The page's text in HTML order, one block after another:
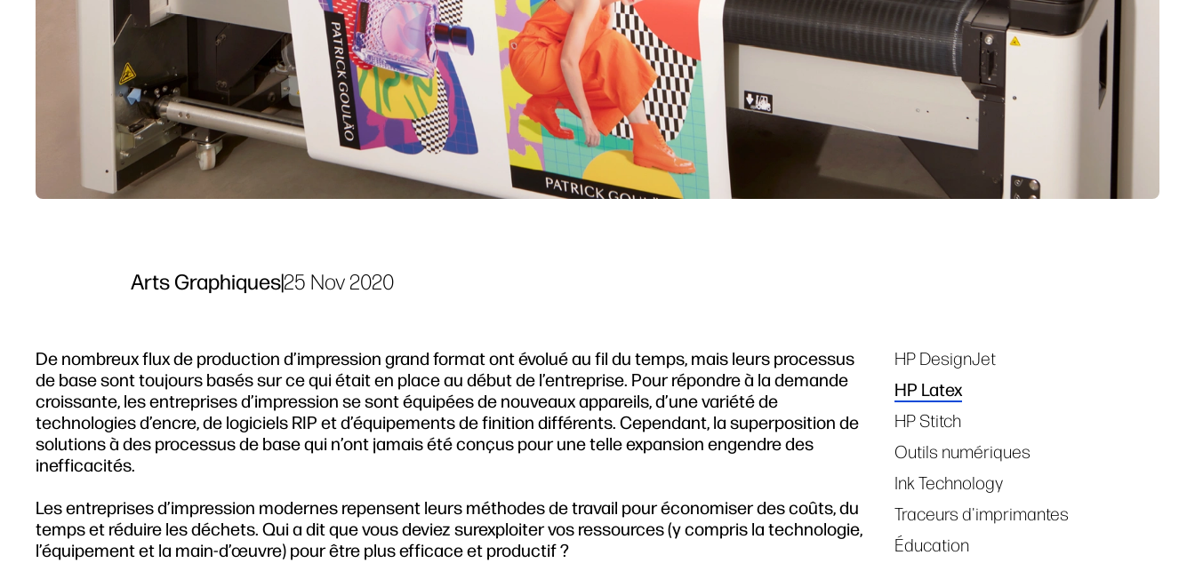
Arts Graphiques|25 Nov 2020
De nombreux flux de production d’impression grand format ont évolué au fil du temps, mais leurs processus
de base sont toujours basés sur ce qui était en place au début de l’entreprise. Pour répondre à la demande
croissante, les entreprises d’impression se sont équipées de nouveaux appareils, d’une variété de
technologies d’encre, de logiciels RIP et d’équipements de finition différents. Cependant, la superposition de
solutions à des processus de base qui n’ont jamais été conçus pour une telle expansion engendre des
inefficacités.
Les entreprises d’impression modernes repensent leurs méthodes de travail pour économiser des coûts, du
temps et réduire les déchets. Qui a dit que vous deviez surexploiter vos ressources (y compris la technologie,
l’équipement et la main-d’œuvre) pour être plus efficace et productif ?
Tags
HP DesignJet
HP Latex
HP Stitch
Outils numériques
Ink Technology
Traceurs d'imprimantes
Éducation